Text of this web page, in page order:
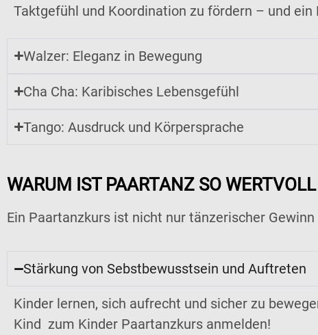
Taktgefühl und Koordination zu fördern – und ein
Walzer: Eleganz in Bewegung
Cha Cha: Karibisches Lebensgefühl
Tango: Ausdruck und Körpersprache
WARUM IST PAARTANZ SO
Ein Paartanzkurs ist nicht nur tänzerischer
Stärkung von Sebstbewusstsein und Auftreten
Kinder lernen, sich aufrecht und sicher zu
Kind zum Kinder Paartanzkurs anmelden!